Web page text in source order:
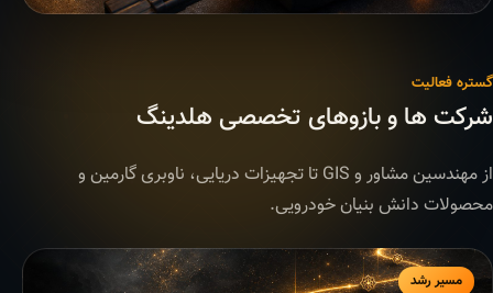
گستره فعالیت
شرکت ها و بازوهای تخصصی هلدینگ
از مهندسین مشاور و GIS تا تجهیزات دریایی، ناوبری گارمین و
محصولات دانش بنیان خودرویی.
مسیر رشد